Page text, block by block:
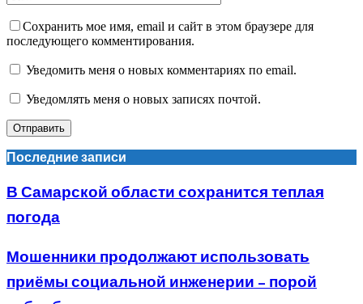
Сохранить мое имя, email и сайт в этом браузере для
последующего комментирования.
Уведомить меня о новых комментариях по email.
Уведомлять меня о новых записях почтой.
Последние записи
В Самарской области сохранится теплая
погода
Мошенники продолжают использовать
приёмы социальной инженерии – порой